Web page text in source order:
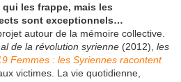
les frappe, mais les
sont exceptionnels…
autour de la mémoire collective.
de la révolution syrienne (2012), les
Femmes : les Syriennes racontent
victimes. La vie quotidienne,